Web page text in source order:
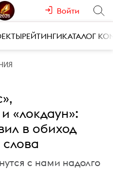
Войти
РЕЙТИНГИКАТАЛОГ
«локдаун»:
в обиход
с нами надолго